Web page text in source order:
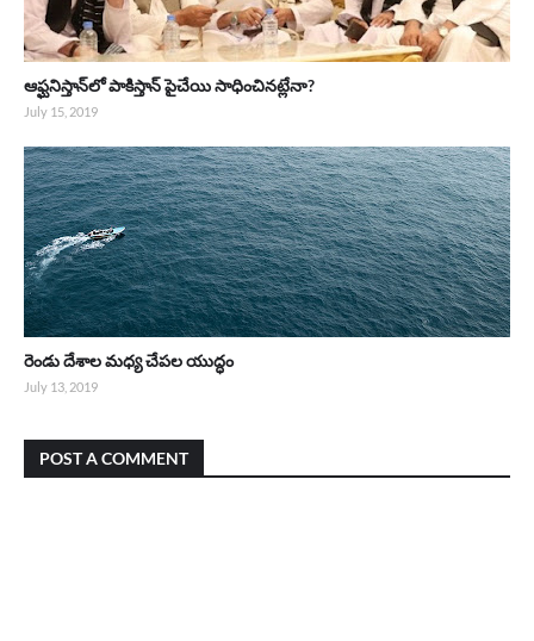
ఆఫ్ఘనిస్తాన్‌లో పాకిస్తాన్ పైచేయి సాధించినట్లేనా?
July 15, 2019
రెండు దేశాల మధ్య చేపల యుద్ధం
July 13, 2019
POST A COMMENT